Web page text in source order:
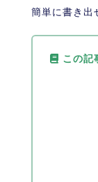
簡単に書き出
この記